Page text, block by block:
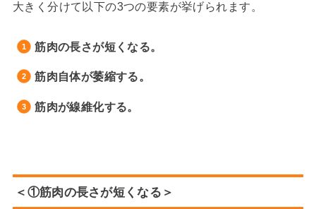
大きく分けて以下の3つの要素が挙げられます。
筋肉の長さが短くなる。
筋肉自体が萎縮する。
筋肉が線維化する。
＜①筋肉の長さが短くなる＞